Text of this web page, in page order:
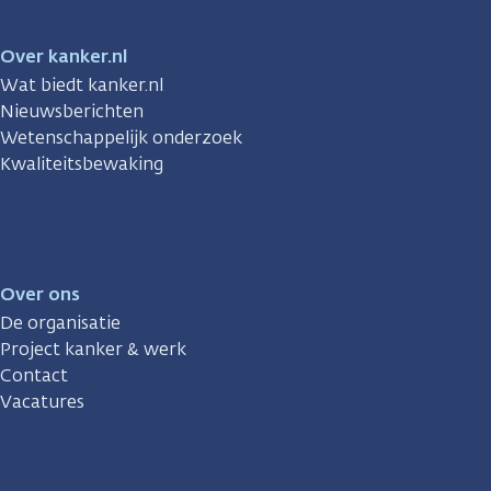
Over kanker.nl
Wat biedt kanker.nl
Nieuwsberichten
Wetenschappelijk onderzoek
Kwaliteitsbewaking
Over ons
De organisatie
Project kanker & werk
Contact
Vacatures